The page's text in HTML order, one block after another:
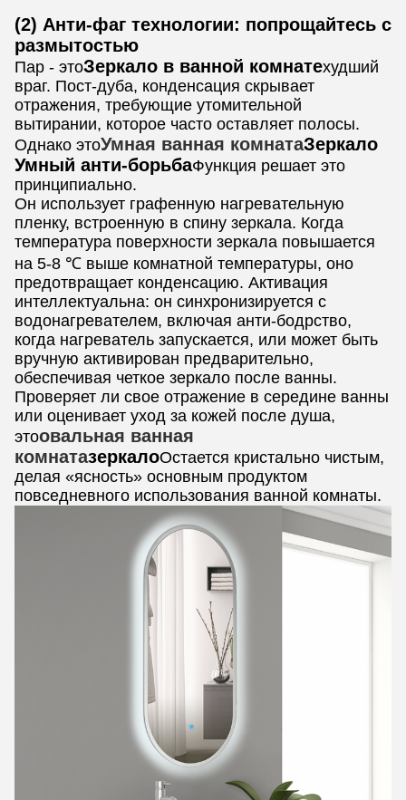
(2) Анти-фаг технологии: попрощайтесь с
размытостью
Пар - этоЗеркало в ванной комнатехудший
враг. Пост-дуба, конденсация скрывает
отражения, требующие утомительной
вытирании, которое часто оставляет полосы.
Однако этоУмная ванная комнатаЗеркало
Умный анти-борьбаФункция решает это
принципиально.
Он использует графенную нагревательную
пленку, встроенную в спину зеркала. Когда
температура поверхности зеркала повышается
на 5-8 ℃ выше комнатной температуры, оно
предотвращает конденсацию. Активация
интеллектуальна: он синхронизируется с
водонагревателем, включая анти-бодрство,
когда нагреватель запускается, или может быть
вручную активирован предварительно,
обеспечивая четкое зеркало после ванны.
Проверяет ли свое отражение в середине ванны
или оценивает уход за кожей после душа,
этоовальная ванная
комнатазеркалоОстается кристально чистым,
делая «ясность» основным продуктом
повседневного использования ванной комнаты.